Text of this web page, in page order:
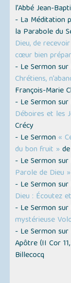
l’Abbé Jean-
- La Méditation
la Parabole du
Dieu, de
cœur bien
- Le Sermon
Chrétiens,
François-Marie
- Le Sermon
Déboires et les
Crécy
- Le Sermon «
du bon fruit »
- Le Sermon
Parole de Dieu »
- Le Sermon
Dieu : Écoutez
- Le Sermon
mystérieuse
- Le Sermon sur
Apôtre (II Cor
Billecocq